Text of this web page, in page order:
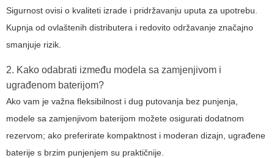
Sigurnost ovisi o kvaliteti izrade i pridržavanju uputa za upotrebu.
Kupnja od ovlaštenih distributera i redovito održavanje značajno
smanjuje rizik.
2. Kako odabrati između modela sa zamjenjivom i
ugrađenom baterijom?
Ako vam je važna fleksibilnost i dug putovanja bez punjenja,
modele sa zamjenjivom baterijom možete osigurati dodatnom
rezervom; ako preferirate kompaktnost i moderan dizajn, ugrađene
baterije s brzim punjenjem su praktičnije.